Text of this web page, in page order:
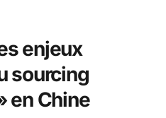
enjeux
sourcing
en Chine